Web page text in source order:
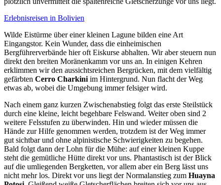
Erlebnisreisen in Bolivien
Wilde Eistürme über einer kleinen Lagune bilden eine Art
Eingangstor. Kein Wunder, dass die einheimischen
Bergführerverbände hier oft Eiskurse abhalten. Wir aber steuern nun
direkt den breiten Moränenkamm vor uns an. In einigen Kehren
erklimmen wir den aussichtsreichen Bergrücken, mit dem vielfältig
gefärbten Cerro Charkini im Hintergrund. Nun flacht der Weg
etwas ab, wobei die Umgebung immer felsiger wird.
Nach einem ganz kurzen Zwischenabstieg folgt das erste Steilstück
durch eine kleine, leicht begehbare Felswand. Weiter oben sind 2
weitere Felsstufen zu überwinden. Hin und wieder müssen die
Hände zur Hilfe genommen werden, trotzdem ist der Weg immer
gut sichtbar und ohne alpinistische Schwierigkeiten zu begehen.
Bald folgt dann der Lohn für die Mühe: auf einer kleinen Kuppe
steht die gemütliche Hütte direkt vor uns. Phantastisch ist der Blick
auf die umliegenden Bergketten, vor allem aber ein Berg lässt uns
nicht mehr los. Direkt vor uns liegt der Normalanstieg zum Huayna